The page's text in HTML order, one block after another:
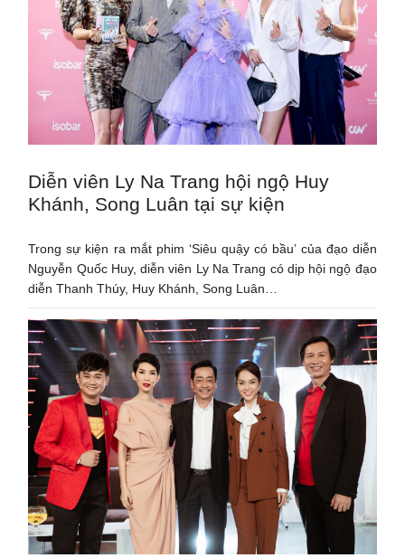
Diễn viên Ly Na Trang hội ngộ Huy
Khánh, Song Luân tại sự kiện
Trong sự kiện ra mắt phim ‘Siêu quậy có bầu’ của đạo diễn
Nguyễn Quốc Huy, diễn viên Ly Na Trang có dịp hội ngộ đạo
diễn Thanh Thúy, Huy Khánh, Song Luân…